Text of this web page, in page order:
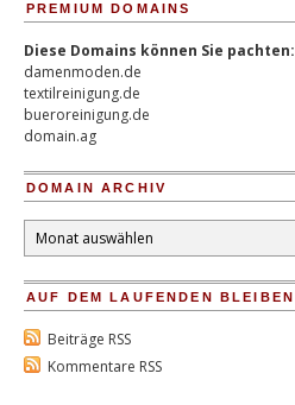
PREMIUM DOMAINS
Diese Domains können Sie pachten:
damenmoden.de
textilreinigung.de
bueroreinigung.de
domain.ag
DOMAIN ARCHIV
Domain
Archiv
AUF DEM LAUFENDEN BLEIBEN
Beiträge RSS
Kommentare RSS